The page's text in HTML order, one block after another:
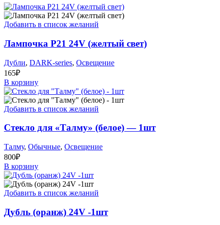
Добавить в список желаний
Лампочка P21 24V (желтый свет)
Дубли, DARK-series, Освещение
165₽
В корзину
Добавить в список желаний
Стекло для «Талму» (белое) — 1шт
Талму, Обычные, Освещение
800₽
В корзину
Добавить в список желаний
Дубль (оранж) 24V -1шт